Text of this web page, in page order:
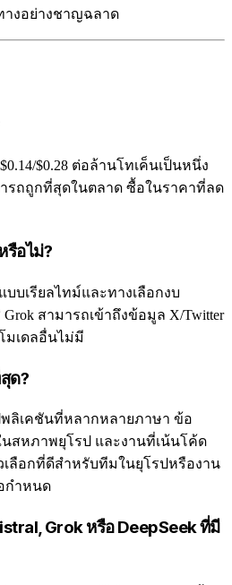
างอย่างชาญฉลาด
$0.28 ต่อล้านโทเค็นเป็นหนึ่ง
รถถูกที่สุดในตลาด ซื้อในราคาที่ลด
รือไม่?
บเรียลไทม์และทางเลือกงบ
สามารถเข้าถึงข้อมูล X/Twitter
มเดลอื่นไม่มี
ด?
พลิเคชันที่หลากหลายภาษา ข้อ
สหภาพยุโรป และงานที่เน้นโค้ด
วเลือกที่ดีสำหรับทีมในยุโรปหรืองาน
กำหนด
Grok หรือ DeepSeek ที่มี